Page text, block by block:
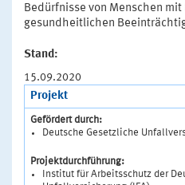
Bedürfnisse von Menschen
gesundheitlichen
Stand:
15.09.2020
Projekt
Gefördert durch:
Deutsche Gesetzliche
Projektdurchführung:
Institut für Arbeitsschutz der